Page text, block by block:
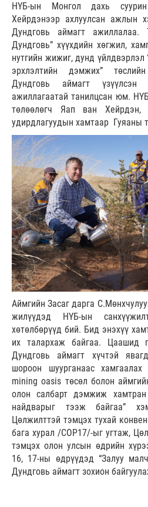
НҮБ-ын Монгол дахь
Хейрдэнээр ахлуулсан ажлын
Дундговь аймагт
Дундговь” хүүхдийн хөгжил,
нутгийн жижиг, дунд
эрхлэлтийн дэмжих”
Дундговь аймагт
ажиллагаатай танилцсан юм.
төлөөлөгч Яап ван Хейрдэн,
удирдлагуудын хамтаар Гуяаны
Аймгийн Засаг дарга
жилүүдэд НҮБ-ын
хөтөлбөрүүд бий. Бид энэхүү
их талархаж байгаа. Цаашид
Дундговь аймагт хүчтэй
шороон шуурганаас
mining oasis төсөл болон
олон салбарт дэмжиж
найдварыг тээж байгаа”
Цөлжилттэй тэмцэх тухай
бага хурал /COP17/-ыг угтаж,
тэмцэх олон улсын өдрийн
16, 17-ны өдрүүдэд “Залуу
Дундговь аймагт зохион